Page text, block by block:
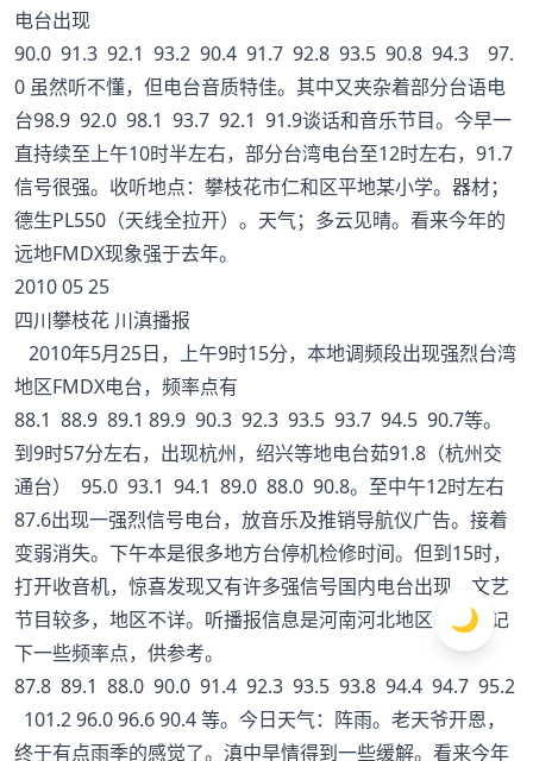
电台出现
90.0 91.3 92.1 93.2 90.4 91.7 92.8 93.5 90.8 94.3 97.
0 虽然听不懂，但电台音质特佳。其中又夹杂着部分台语电
台98.9 92.0 98.1 93.7 92.1 91.9谈话和音乐节目。今早一
直持续至上午10时半左右，部分台湾电台至12时左右，91.7
信号很强。收听地点：攀枝花市仁和区平地某小学。器材；
德生PL550（天线全拉开）。天气；多云见晴。看来今年的
远地FMDX现象强于去年。
2010 05 25
四川攀枝花 川滇播报
2010年5月25日，上午9时15分，本地调频段出现强烈台湾
地区FMDX电台，频率点有
88.1 88.9 89.1 89.9 90.3 92.3 93.5 93.7 94.5 90.7等。
到9时57分左右，出现杭州，绍兴等地电台茹91.8（杭州交
通台） 95.0 93.1 94.1 89.0 88.0 90.8。至中午12时左右
87.6出现一强烈信号电台，放音乐及推销导航仪广告。接着
变弱消失。下午本是很多地方台停机检修时间。但到15时，
打开收音机，惊喜发现又有许多强信号国内电台出现，文艺
节目较多，地区不详。听播报信息是河南河北地区，捕捉记
下一些频率点，供参考。
87.8 89.1 88.0 90.0 91.4 92.3 93.5 93.8 94.4 94.7 95.2
101.2 96.0 96.6 90.4 等。今日天气：阵雨。老天爷开恩，
终于有点雨季的感觉了。滇中旱情得到一些缓解。看来今年
🌙